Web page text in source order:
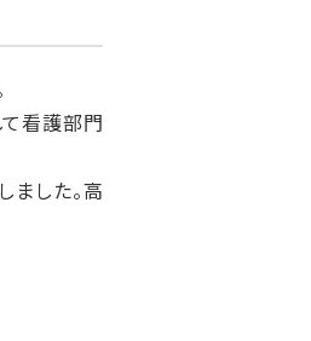
看護部門
した。高